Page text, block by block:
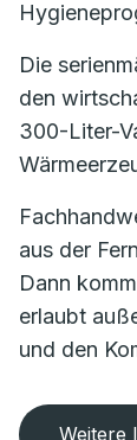
Die
den
300-Liter-
aus der
Dann
erlaubt
und den
Weitere